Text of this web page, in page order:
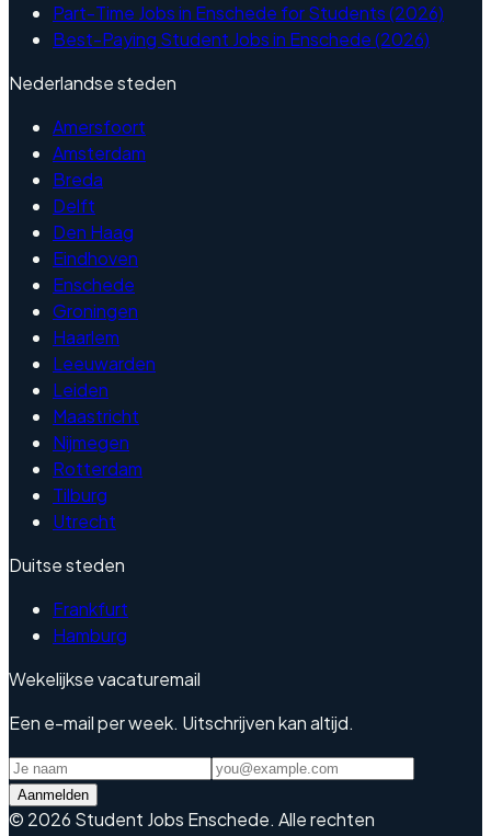
Part-Time Jobs in Enschede for Students (2026)
Best-Paying Student Jobs in Enschede (2026)
Nederlandse steden
Amersfoort
Amsterdam
Breda
Delft
Den Haag
Eindhoven
Enschede
Groningen
Haarlem
Leeuwarden
Leiden
Maastricht
Nijmegen
Rotterdam
Tilburg
Utrecht
Duitse steden
Frankfurt
Hamburg
Wekelijkse vacaturemail
Een e-mail per week. Uitschrijven kan altijd.
Aanmelden
© 2026 Student Jobs Enschede. Alle rechten